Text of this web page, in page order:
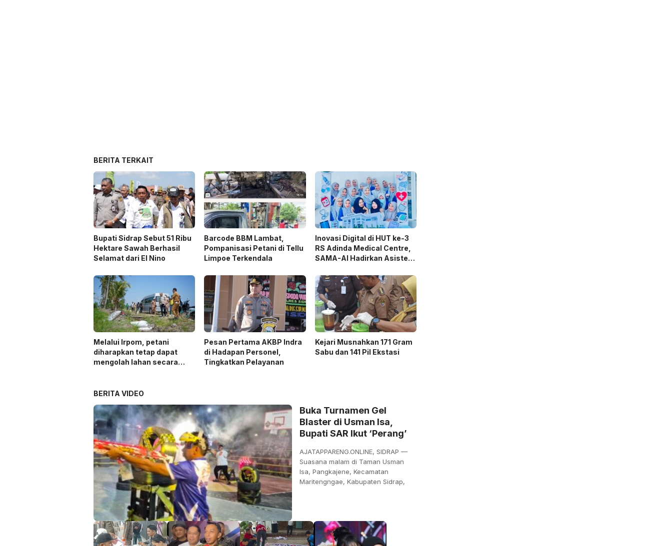
BERITA TERKAIT
Bupati Sidrap Sebut 51 Ribu
Hektare Sawah Berhasil
Selamat dari El Nino
Barcode BBM Lambat,
Pompanisasi Petani di Tellu
Limpoe Terkendala
Inovasi Digital di HUT ke-3
RS Adinda Medical Centre,
SAMA-AI Hadirkan Asisten
Melalui Irpom, petani
diharapkan tetap dapat
mengolah lahan secara
Pesan Pertama AKBP Indra
di Hadapan Personel,
Tingkatkan Pelayanan
Kejari Musnahkan 171 Gram
Sabu dan 141 Pil Ekstasi
BERITA VIDEO
Buka Turnamen Gel
Blaster di Usman Isa,
Bupati SAR Ikut ‘Perang’
AJATAPPARENG.ONLINE, SIDRAP —
Suasana malam di Taman Usman
Isa, Pangkajene, Kecamatan
Maritengngae, Kabupaten Sidrap,